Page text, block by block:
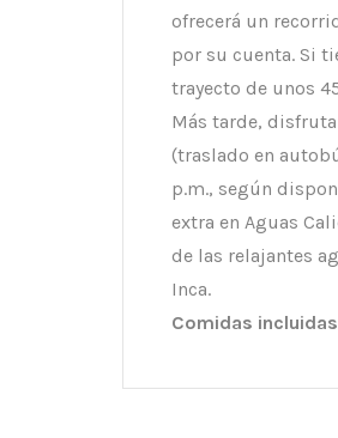
ofrecerá un
por su cuenta. Si
trayecto de unos
Más tarde,
(traslado en
p.m., según
extra en Aguas
de las relajantes
Inca.
Comidas